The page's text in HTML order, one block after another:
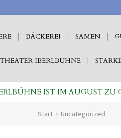
BÄCKEREI SAMEN
IBERLBÜHNE
IST IM AUGUST ZU
Start Uncategorized